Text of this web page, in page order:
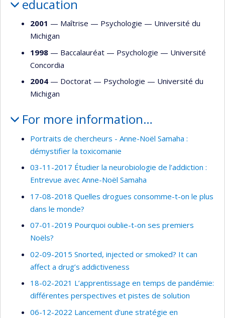
education
2001 — Maîtrise — Psychologie — Université du
Michigan
1998 — Baccalauréat — Psychologie — Université
Concordia
2004 — Doctorat — Psychologie — Université du
Michigan
For more information…
Portraits de chercheurs - Anne-Noël Samaha :
démystifier la toxicomanie
03-11-2017 Étudier la neurobiologie de l’addiction :
Entrevue avec Anne-Noël Samaha
17-08-2018 Quelles drogues consomme-t-on le plus
dans le monde?
07-01-2019 Pourquoi oublie-t-on ses premiers
Noëls?
02-09-2015 Snorted, injected or smoked? It can
affect a drug’s addictiveness
18-02-2021 L’apprentissage en temps de pandémie:
différentes perspectives et pistes de solution
06-12-2022 Lancement d’une stratégie en